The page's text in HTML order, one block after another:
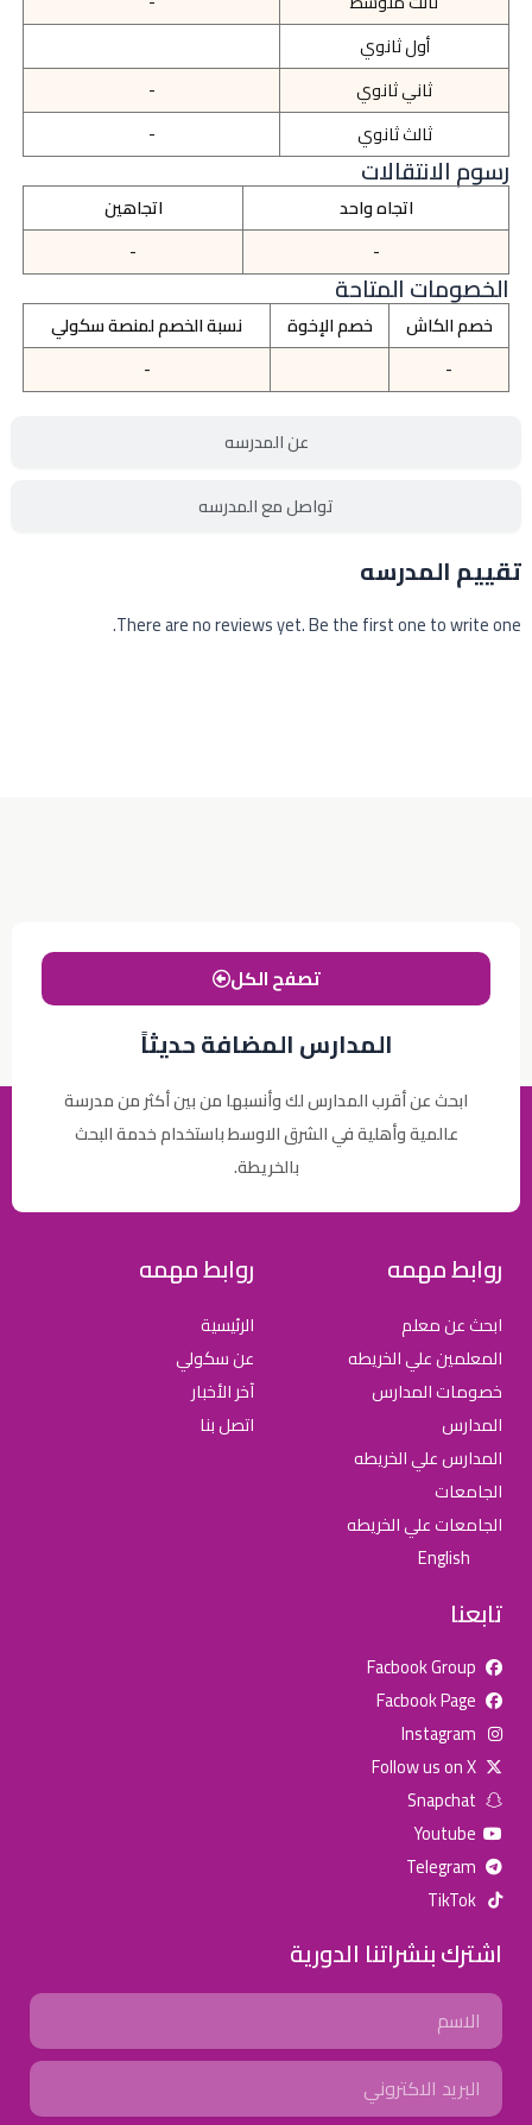
عن المدرسه
تواصل مع المدرسه
أول ثانوي
ثاني ثانوي
-
ثالث ثانوي
-
رسوم الانتقالات
اتجاه واحد
اتجاهين
-
-
الخصومات المتاحة
خصم الكاش خصم الإخوة
نسبة الخصم لمنصة سكولي
-
-
تقييم المدرسه
There are no reviews yet. Be the first one to write one.
المدارس المضافة حديثاً
ابحث عن أقرب المدارس لك وأنسبها من بين أكثر من مدرسة
عالمية وأهلية في الشرق الاوسط باستخدام خدمة البحث
بالخريطة.
تصفح الكل
روابط مهمه
ابحث عن معلم
المعلمين علي الخريطه
خصومات المدارس
المدارس
المدارس علي الخريطه
الجامعات
الجامعات علي الخريطه
English
روابط مهمه
الرئيسية
عن سكولي
آخر الأخبار
اتصل بنا
تابعنا
Facbook Group
Facbook Page
Instagram
Follow us on X
Snapchat
Youtube
Telegram
TikTok
اشترك بنشراتنا الدورية
Name
Email
للإعلان على منصة سكولي وجروب مدارس عالمية وأهلية يشرفنا
جروب فيسبوك
تويتر (X) سناب شات يوتيوب